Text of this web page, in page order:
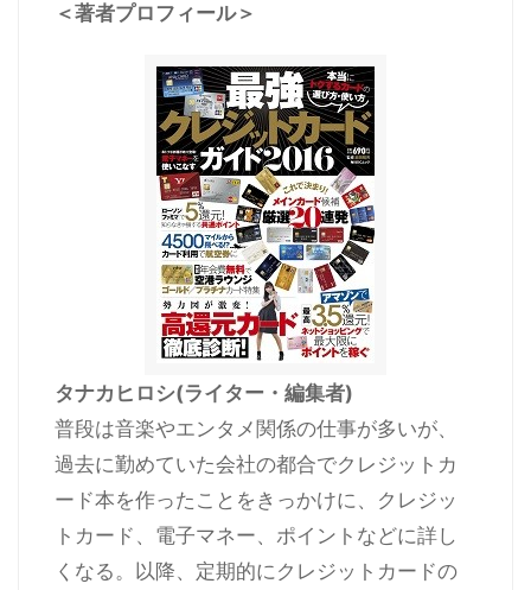
＜著者プロフィール＞
タナカヒロシ(ライター・編集者)
普段は音楽やエンタメ関係の仕事が多いが、
過去に勤めていた会社の都合でクレジットカ
ード本を作ったことをきっかけに、クレジッ
トカード、電子マネー、ポイントなどに詳し
くなる。以降、定期的にクレジットカードの